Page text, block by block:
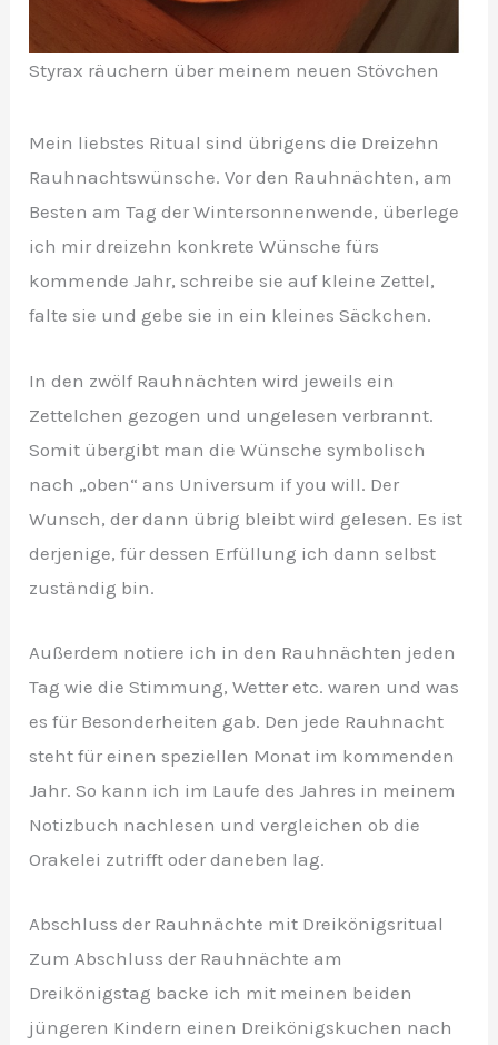
Styrax räuchern über meinem neuen Stövchen
Mein liebstes Ritual sind übrigens die Dreizehn
Rauhnachtswünsche. Vor den Rauhnächten, am
Besten am Tag der Wintersonnenwende, überlege
ich mir dreizehn konkrete Wünsche fürs
kommende Jahr, schreibe sie auf kleine Zettel,
falte sie und gebe sie in ein kleines Säckchen.
In den zwölf Rauhnächten wird jeweils ein
Zettelchen gezogen und ungelesen verbrannt.
Somit übergibt man die Wünsche symbolisch
nach „oben“ ans Universum if you will. Der
Wunsch, der dann übrig bleibt wird gelesen. Es ist
derjenige, für dessen Erfüllung ich dann selbst
zuständig bin.
Außerdem notiere ich in den Rauhnächten jeden
Tag wie die Stimmung, Wetter etc. waren und was
es für Besonderheiten gab. Den jede Rauhnacht
steht für einen speziellen Monat im kommenden
Jahr. So kann ich im Laufe des Jahres in meinem
Notizbuch nachlesen und vergleichen ob die
Orakelei zutrifft oder daneben lag.
Abschluss der Rauhnächte mit Dreikönigsritual
Zum Abschluss der Rauhnächte am
Dreikönigstag backe ich mit meinen beiden
jüngeren Kindern einen Dreikönigskuchen nach